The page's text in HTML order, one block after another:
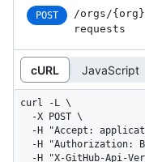
POST /orgs/{org}
requests
cURL JavaScript
curl -L \